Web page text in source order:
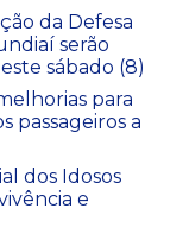
da Defesa
serão
sábado (8)
para
passageiros a
dos Idosos
e